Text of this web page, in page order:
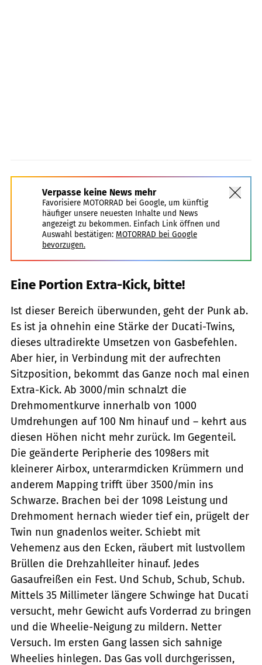
Verpasse keine News mehr
Favorisiere MOTORRAD bei Google, um künftig
häufiger unsere neuesten Inhalte und News
angezeigt zu bekommen. Einfach Link öffnen und
Auswahl bestätigen: MOTORRAD bei Google
bevorzugen.
Eine Portion Extra-Kick, bitte!
Ist dieser Bereich überwunden, geht der Punk ab.
Es ist ja ohnehin eine Stärke der Ducati-Twins,
dieses ultradirekte Umsetzen von Gasbefehlen.
Aber hier, in Verbindung mit der aufrechten
Sitzposition, bekommt das Ganze noch mal einen
Extra-Kick. Ab 3000/min schnalzt die
Drehmomentkurve innerhalb von 1000
Umdrehungen auf 100 Nm hinauf und – kehrt aus
diesen Höhen nicht mehr zurück. Im Gegenteil.
Die geänderte Peripherie des 1098ers mit
kleinerer Airbox, unterarmdicken Krümmern und
anderem Mapping trifft über 3500/min ins
Schwarze. Brachen bei der 1098 Leistung und
Drehmoment hernach wieder tief ein, prügelt der
Twin nun gnadenlos weiter. Schiebt mit
Vehemenz aus den Ecken, räubert mit lustvollem
Brüllen die Drehzahlleiter hinauf. Jedes
Gasaufreißen ein Fest. Und Schub, Schub, Schub.
Mittels 35 Millimeter längere Schwinge hat Ducati
versucht, mehr Gewicht aufs Vorderrad zu bringen
und die Wheelie-Neigung zu mildern. Netter
Versuch. Im ersten Gang lassen sich sahnige
Wheelies hinlegen. Das Gas voll durchgerissen,